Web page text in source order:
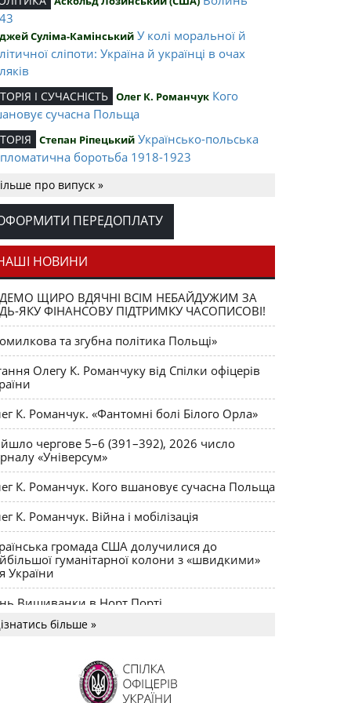
Суліма-Камінський У колі моральної й
сліпоти: Україна й українці в очах
І СУЧАСНІСТЬ Олег К. Романчук Кого
сучасна Польща
Степан Ріпецький Українсько-польська
боротьба 1918-1923
НАЦІЇ Оксана Захарчук
ВИДАННЯ Юрій Щербак Opus magnum
К. Романчука
К. Романчука
РЕДАКЦІЙНЕ Олег К. Романчук Журавель і
як уособлення української політстратегії й
про випуск »
ПЕРЕДОПЛАТУ
НОВИНИ
ЩИРО ВДЯЧНІ ВСІМ НЕБАЙДУЖИМ ЗА
ЯКУ ФІНАНСОВУ ПІДТРИМКУ ЧАСОПИСОВІ!
та згубна політика Польщі»
Олегу К. Романчуку від Спілки офіцерів
К. Романчук. «Фантомні болі Білого Орла»
чергове 5–6 (391–392), 2026 число
«Універсум»
К. Романчук. Кого вшановує сучасна Польща
К. Романчук. Війна і мобілізація
громада США долучилися до
гуманітарної колони з «швидкими»
України
Вишиванки в Норт Порті
MAGNUM Олега К. Романчука
більше »